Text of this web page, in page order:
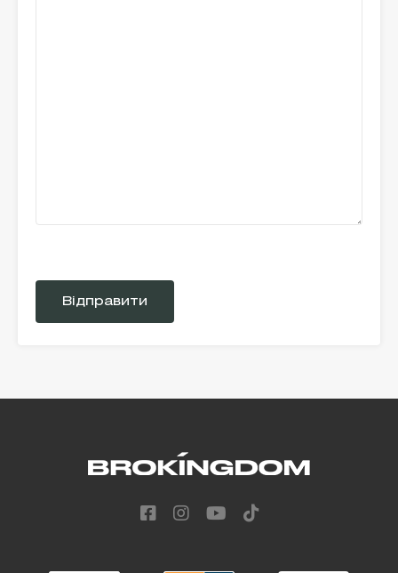
leave
field